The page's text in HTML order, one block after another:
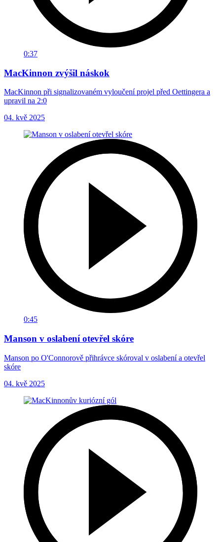
0:37
MacKinnon zvýšil náskok
MacKinnon při signalizovaném vyloučení projel před Oettingera a
upravil na 2:0
04. kvě 2025
0:45
Manson v oslabení otevřel skóre
Manson po O'Connorově přihrávce skóroval v oslabení a otevřel
skóre
04. kvě 2025